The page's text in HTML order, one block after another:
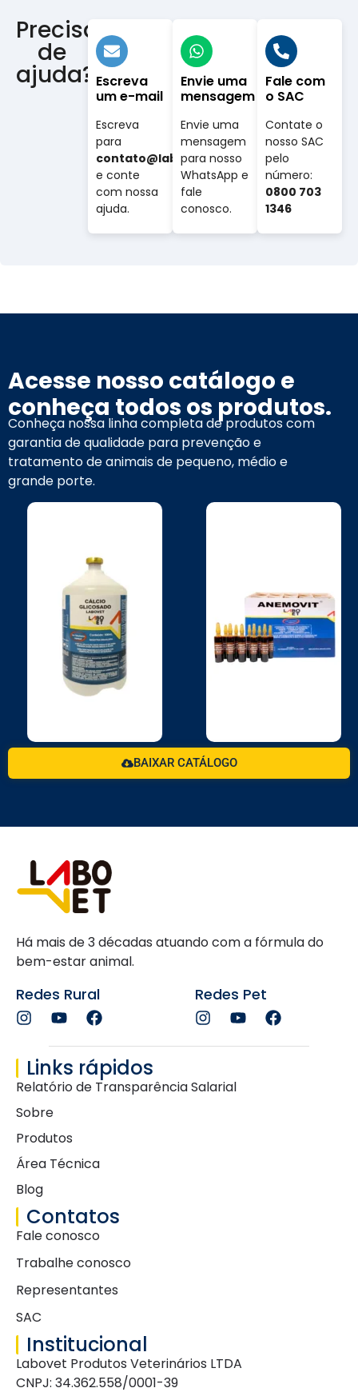
Precisa
de
ajuda? Escreva
um e-mail
Escreva
para
contato@labovet.com.br
e conte
com nossa
ajuda.
Envie uma
mensagem
Envie uma
mensagem
para nosso
WhatsApp e
fale
conosco.
Fale com
o SAC
Contate o
nosso SAC
pelo
número:
0800 703
1346
Acesse nosso catálogo e
conheça todos os produtos.
Conheça nossa linha completa de produtos com
garantia de qualidade para prevenção e
tratamento de animais de pequeno, médio e
grande porte.
BAIXAR CATÁLOGO
Há mais de 3 décadas atuando com a fórmula do
bem-estar animal.
Redes Rural Redes Pet
Links rápidos
Relatório de Transparência Salarial
Sobre
Produtos
Área Técnica
Blog
Contatos
Fale conosco
Trabalhe conosco
Representantes
SAC
Institucional
Labovet Produtos Veterinários LTDA
CNPJ: 34.362.558/0001-39